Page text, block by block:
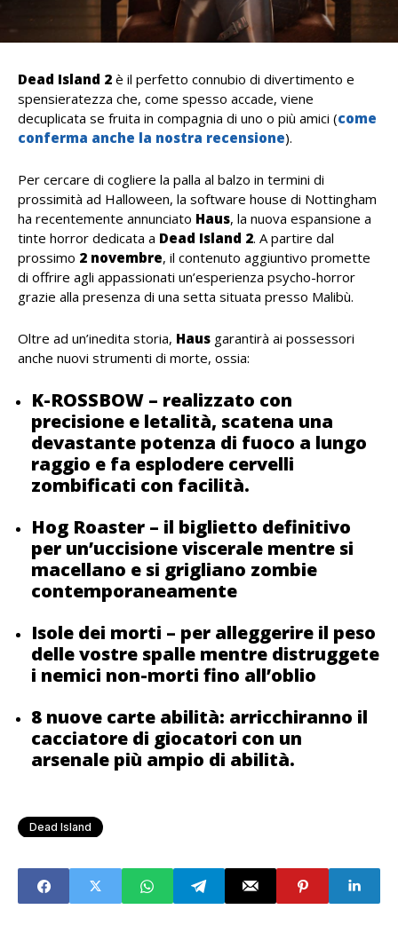
Dead Island 2 è il perfetto connubio di divertimento e
spensieratezza che, come spesso accade, viene
decuplicata se fruita in compagnia di uno o più amici (come
conferma anche la nostra recensione).
Per cercare di cogliere la palla al balzo in termini di
prossimità ad Halloween, la software house di Nottingham
ha recentemente annunciato Haus, la nuova espansione a
tinte horror dedicata a Dead Island 2. A partire dal
prossimo 2 novembre, il contenuto aggiuntivo promette
di offrire agli appassionati un’esperienza psycho-horror
grazie alla presenza di una setta situata presso Malibù.
Oltre ad un’inedita storia, Haus garantirà ai possessori
anche nuovi strumenti di morte, ossia:
K-ROSSBOW – realizzato con
precisione e letalità, scatena una
devastante potenza di fuoco a lungo
raggio e fa esplodere cervelli
zombificati con facilità.
Hog Roaster – il biglietto definitivo
per un’uccisione viscerale mentre si
macellano e si grigliano zombie
contemporaneamente
Isole dei morti – per alleggerire il peso
delle vostre spalle mentre distruggete
i nemici non-morti fino all’oblio
8 nuove carte abilità: arricchiranno il
cacciatore di giocatori con un
arsenale più ampio di abilità.
Dead Island